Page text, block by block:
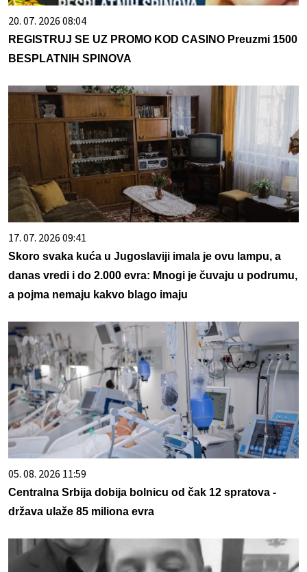
20. 07. 2026 08:04
REGISTRUJ SE UZ PROMO KOD CASINO Preuzmi 1500
BESPLATNIH SPINOVA
17. 07. 2026 09:41
Skoro svaka kuća u Jugoslaviji imala je ovu lampu, a
danas vredi i do 2.000 evra: Mnogi je čuvaju u podrumu,
a pojma nemaju kakvo blago imaju
05. 08. 2026 11:59
Centralna Srbija dobija bolnicu od čak 12 spratova -
država ulaže 85 miliona evra